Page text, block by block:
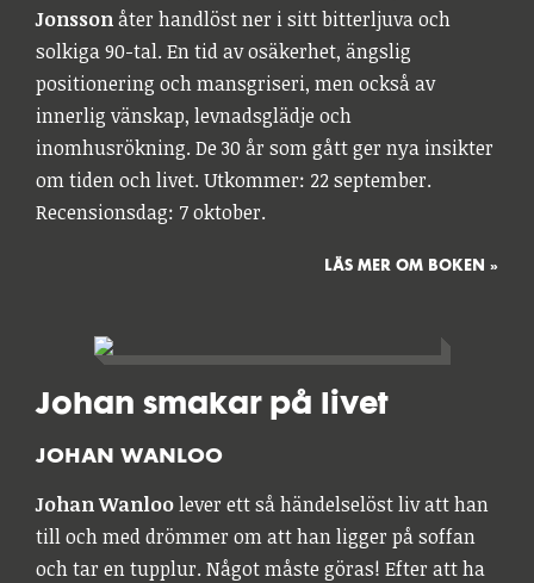
Jonssonåter handlöst ner i sitt bitterljuva och
solkiga 90-tal. En tid av osäkerhet, ängslig
positionering och mansgriseri, men också av
innerlig vänskap, levnadsglädje och
inomhusrökning. De 30 år som gått ger nya insikter
om tiden och livet. Utkommer: 22 september.
Recensionsdag: 7 oktober.
LÄS MER OM BOKEN »
Johan smakar på livet
JOHAN WANLOO
Johan Wanloolever ett så händelselöst liv att han
till och med drömmer om att han ligger på soffan
och tar en tupplur. Något måste göras! Efter att ha